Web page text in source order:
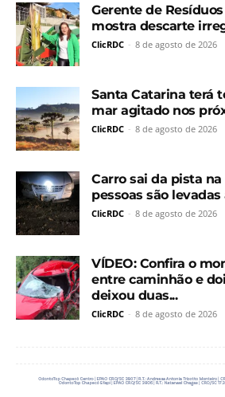
Gerente de
mostra descarte
ClicRDC - 8 de agosto de 2026
Santa Catarina terá
mar agitado nos
ClicRDC - 8 de agosto de 2026
Carro sai da pista
pessoas são
ClicRDC - 8 de agosto de 2026
VÍDEO: Confira o
entre caminhão e
deixou duas...
ClicRDC - 8 de agosto de 2026